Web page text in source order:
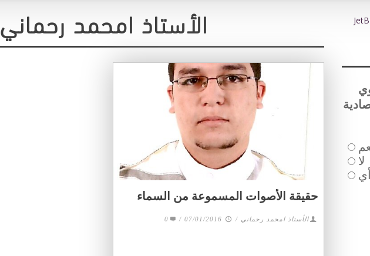
الأستاذ امحمد رحماني
حقيقة الأصوات المسموعة من السماء
الأستاذ امحمد رحماني /
07/01/2016
/
0
لا